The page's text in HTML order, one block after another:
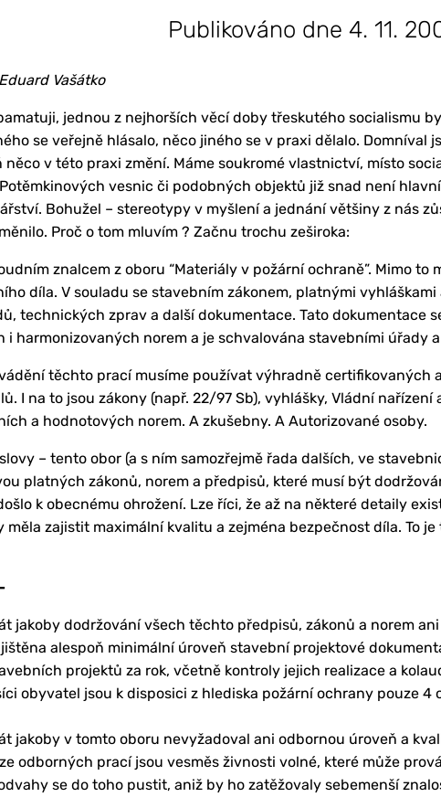
Publikováno dne 4. 11.
Eduard Vašátko
jednou z nejhorších věcí doby třeskutého socialismu
se veřejně hlásalo, něco jiného se v praxi dělalo. Domníval
něco v této praxi změní. Máme soukromé vlastnictví, místo
vesnic či podobných objektů již snad není
Bohužel – stereotypy v myšlení a jednání většiny z nás
Proč o tom mluvím ? Začnu trochu zeširoka:
znalcem z oboru “Materiály v požární ochraně”. Mimo
díla. V souladu se stavebním zákonem, platnými
technických zprav a další dokumentace. Tato dokumentace
i harmonizovaných norem a je schvalována stavebními úřady
těchto prací musíme používat výhradně certifikovaných
I na to jsou zákony (např. 22/97 Sb), vyhlášky, Vládní nařízení
a hodnotových norem. A zkušebny. A Autorizované osoby.
– tento obor (a s ním samozřejmě řada dalších, ve
platných zákonů, norem a předpisů, které musí být
k obecnému ohrožení. Lze říci, že až na některé detaily
měla zajistit maximální kvalitu a zejména bezpečnost díla. To
jakoby dodržování všech těchto předpisů, zákonů a norem
alespoň minimální úroveň stavební projektové
projektů za rok, včetně kontroly jejich realizace a
obyvatel jsou k disposici z hlediska požární ochrany pouze
jakoby v tomto oboru nevyžadoval ani odbornou úroveň a
odborných prací jsou vesměs živnosti volné, které může
se do toho pustit, aniž by ho zatěžovaly sebemenší